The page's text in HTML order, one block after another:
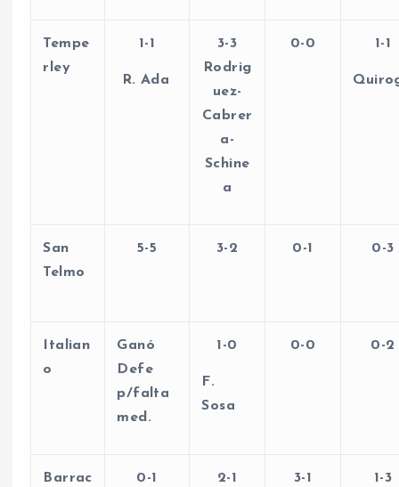
Tempe
rley
1-1
R. Ada
3-3
Rodrig
uez-
Cabrer
a-
Schine
a
0-0 1-1
San
Telmo
5-5 3-2 0-1 0-3
Italian
o
Ganó
Defe
p/falta
med.
1-0
F.
Sosa
0-0 0-2
Barrac
0-1 2-1 3-1 1-3